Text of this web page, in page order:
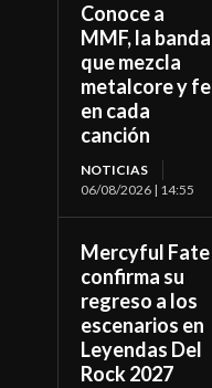
Conoce a
MMF, la banda
que mezcla
metalcore y fe
en cada
canción
NOTICIAS
06/08/2026 | 14:55
Mercyful Fate
confirma su
regreso a los
escenarios en
Leyendas Del
Rock 2027